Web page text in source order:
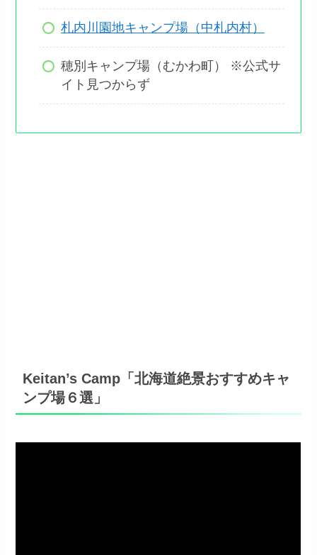
札内川園地キャンプ場（中札内村）
穂別キャンプ場（むかわ町） ※公式サ
イト見つからず
Keitan’s Camp「北海道絶景おすすめキャ
ンプ場６選」